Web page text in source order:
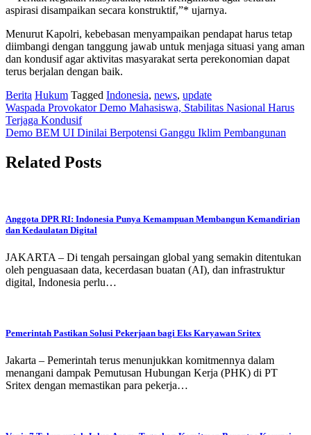
aspirasi disampaikan secara konstruktif,”* ujarnya.
Menurut Kapolri, kebebasan menyampaikan pendapat harus tetap
diimbangi dengan tanggung jawab untuk menjaga situasi yang aman
dan kondusif agar aktivitas masyarakat serta perekonomian dapat
terus berjalan dengan baik.
Berita Hukum Tagged Indonesia, news, update
Post
navigation
Waspada Provokator Demo Mahasiswa, Stabilitas Nasional Harus
Terjaga Kondusif
Demo BEM UI Dinilai Berpotensi Ganggu Iklim Pembangunan
Related Posts
Anggota DPR RI: Indonesia Punya Kemampuan Membangun Kemandirian
dan Kedaulatan Digital
JAKARTA – Di tengah persaingan global yang semakin ditentukan
oleh penguasaan data, kecerdasan buatan (AI), dan infrastruktur
digital, Indonesia perlu…
Pemerintah Pastikan Solusi Pekerjaan bagi Eks Karyawan Sritex
Jakarta – Pemerintah terus menunjukkan komitmennya dalam
menangani dampak Pemutusan Hubungan Kerja (PHK) di PT
Sritex dengan memastikan para pekerja…